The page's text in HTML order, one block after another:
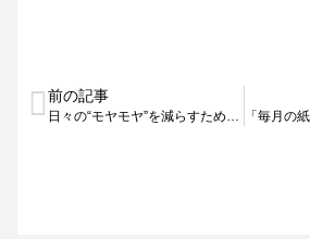
前の記事
日々の“モヤモヤ”を減らすために。労務管理、ちょっとずつラクにしてみませんか？